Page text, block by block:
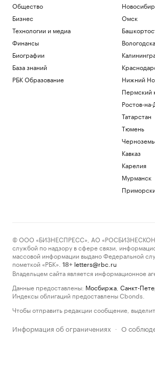
Общество
Бизнес
Технологии и медиа
Финансы
Биографии
База знаний
РБК Образование
Омск
Нижний
Пермский
Ростов-
Татарстан
Тюмень
Кавказ
Карелия
Мурманск
© ООО «БИЗНЕСПРЕСС», АО
службой по надзору в сфере связи,
массовой информации выдано Федеральной
пометкой «РБК».
18+ letters@rbc.ru
Владельцем сайта является информационное
Данные предоставлены: Мосбиржа Санкт-
Индексы облигаций предоставлены Cbonds.
Чтобы отправить редакции сообщение,
Информация об ограничениях · О